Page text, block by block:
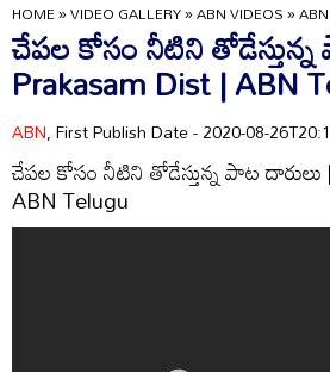
HOME»VIDEO GALLERY»ABN VIDEOS»
చేపల కోసం నీటిని
Prakasam Dist | ABN
ABN, First Publish Date - 2020-08-
చేపల కోసం నీటిని తోడేస్తున్న పాట
ABN Telugu